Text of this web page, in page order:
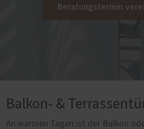
Beratungstermin
Balkon- &
An warmen Tagen ist der Balkon